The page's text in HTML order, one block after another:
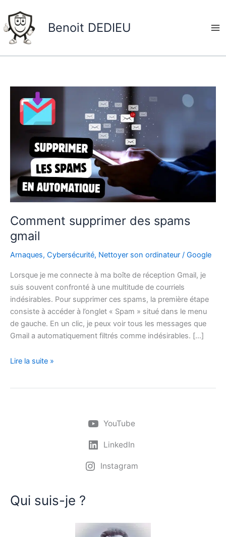
contenu
Benoit DEDIEU
Comment supprimer des spams
gmail
Arnaques, Cybersécurité, Nettoyer son ordinateur / Google
Lorsque je me connecte à ma boîte de réception Gmail, je
suis souvent confronté à une multitude de courriels
indésirables. Pour supprimer ces spams, la première étape
consiste à accéder à l’onglet « Spam » situé dans le menu
de gauche. En un clic, je peux voir tous les messages que
Gmail a automatiquement filtrés comme indésirables. […]
Comment
supprimer
spams
Lire la suite »
YouTube
LinkedIn
Instagram
Qui suis-je ?